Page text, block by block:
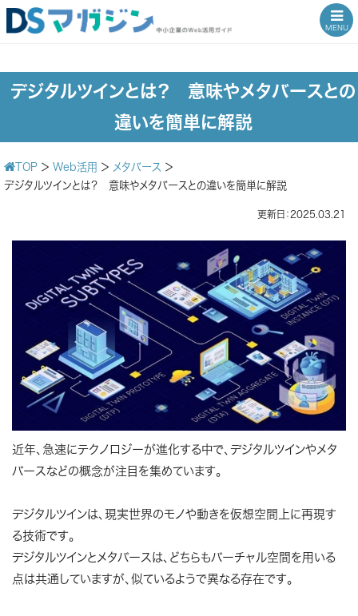
MENU
デジタルツインとは？ 意味やメタバースとの
違いを簡単に解説
TOP ＞ Web活用 ＞ メタバース ＞
デジタルツインとは？ 意味やメタバースとの違いを簡単に解説
更新日：2025.03.21
近年、急速にテクノロジーが進化する中で、デジタルツインやメタ
バースなどの概念が注目を集めています。
デジタルツインは、現実世界のモノや動きを仮想空間上に再現す
る技術です。
デジタルツインとメタバースは、どちらもバーチャル空間を用いる
点は共通していますが、似ているようで異なる存在です。